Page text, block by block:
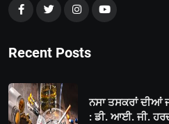
Recent Posts
ਨਸਾ ਤਸਕਰਾਂ ਦੀਆਂ
: ਡੀ. ਆਈ. ਜੀ.